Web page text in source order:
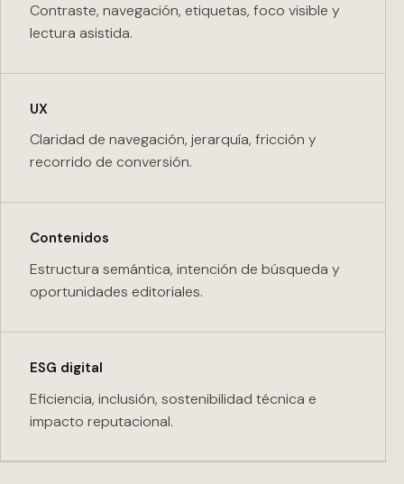
Contraste, navegación, etiquetas, foco visible y
lectura asistida.
UX
Claridad de navegación, jerarquía, fricción y
recorrido de conversión.
Contenidos
Estructura semántica, intención de búsqueda y
oportunidades editoriales.
ESG digital
Eficiencia, inclusión, sostenibilidad técnica e
impacto reputacional.